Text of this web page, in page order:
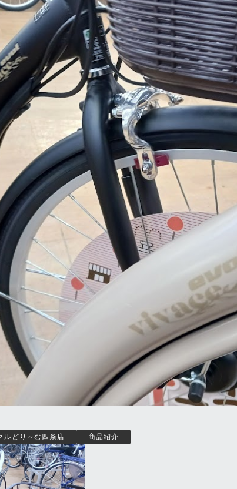
ルどり～む四条店 商品紹介